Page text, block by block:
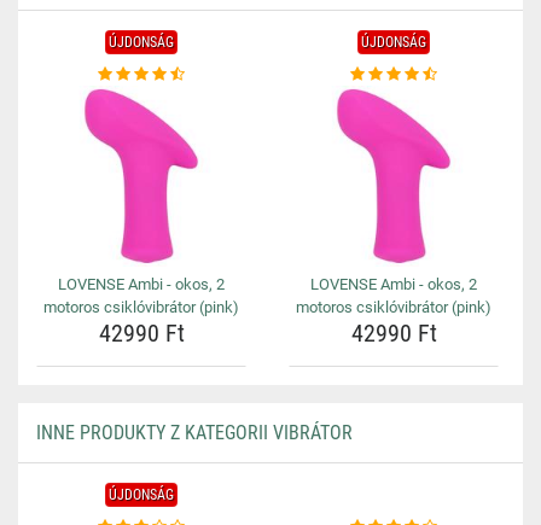
ÚJDONSÁG
LOVENSE Ambi - okos, 2
motoros csiklóvibrátor (pink)
42990 Ft
ÚJDONSÁG
LOVENSE Ambi - okos, 2
motoros csiklóvibrátor (pink)
42990 Ft
INNE PRODUKTY Z KATEGORII VIBRÁTOR
ÚJDONSÁG